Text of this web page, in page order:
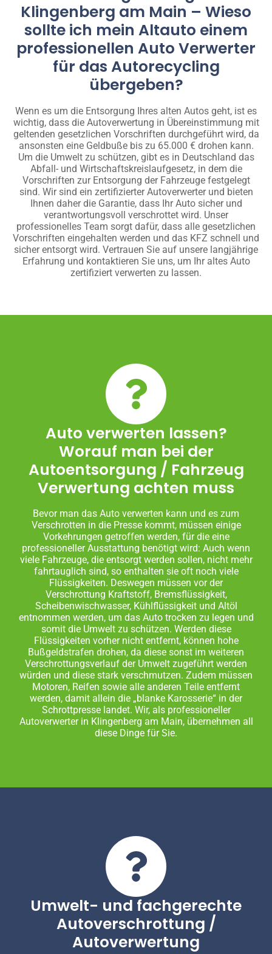
Klingenberg am Main – Wieso
sollte ich mein Altauto einem
professionellen Auto Verwerter
für das Autorecycling
übergeben?
Wenn es um die Entsorgung Ihres alten Autos geht, ist es
wichtig, dass die Autoverwertung in Übereinstimmung mit
geltenden gesetzlichen Vorschriften durchgeführt wird, da
ansonsten eine Geldbuße bis zu 65.000 € drohen kann.
Um die Umwelt zu schützen, gibt es in Deutschland das
Abfall- und Wirtschaftskreislaufgesetz, in dem die
Vorschriften zur Entsorgung der Fahrzeuge festgelegt
sind. Wir sind ein zertifizierter Autoverwerter und bieten
Ihnen daher die Garantie, dass Ihr Auto sicher und
verantwortungsvoll verschrottet wird. Unser
professionelles Team sorgt dafür, dass alle gesetzlichen
Vorschriften eingehalten werden und das KFZ schnell und
sicher entsorgt wird. Vertrauen Sie auf unsere langjährige
Erfahrung und kontaktieren Sie uns, um Ihr altes Auto
zertifiziert verwerten zu lassen.
Auto verwerten lassen?
Worauf man bei der
Autoentsorgung / Fahrzeug
Verwertung achten muss
Bevor man das Auto verwerten kann und es zum
Verschrotten in die Presse kommt, müssen einige
Vorkehrungen getroffen werden, für die eine
professioneller Ausstattung benötigt wird: Auch wenn
viele Fahrzeuge, die entsorgt werden sollen, nicht mehr
fahrtauglich sind, so enthalten sie oft noch viele
Flüssigkeiten. Deswegen müssen vor der
Verschrottung Kraftstoff, Bremsflüssigkeit,
Scheibenwischwasser, Kühlflüssigkeit und Altöl
entnommen werden, um das Auto trocken zu legen und
somit die Umwelt zu schützen. Werden diese
Flüssigkeiten vorher nicht entfernt, können hohe
Bußgeldstrafen drohen, da diese sonst im weiteren
Verschrottungsverlauf der Umwelt zugeführt werden
würden und diese stark verschmutzen. Zudem müssen
Motoren, Reifen sowie alle anderen Teile entfernt
werden, damit allein die „blanke Karosserie“ in der
Schrottpresse landet. Wir, als professioneller
Autoverwerter in Klingenberg am Main, übernehmen all
diese Dinge für Sie.
Umwelt- und fachgerechte
Autoverschrottung /
Autoverwertung